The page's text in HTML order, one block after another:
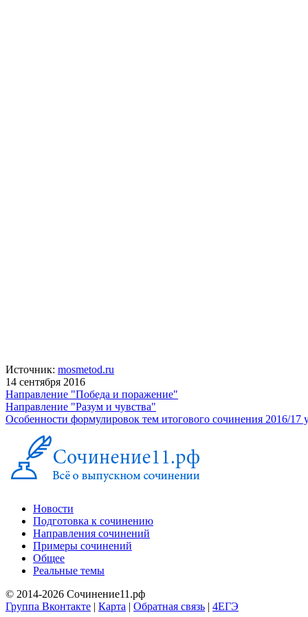
Источник: mosmetod.ru
14 сентября 2016
Направление "Победа и поражение"
Направление "Разум и чувства"
Особенности формулировок тем итогового сочинения 2016/17
Новости
Подготовка к сочинению
Направления сочинений
Примеры сочинений
Общее
Реальные темы
© 2014-2026 Сочинение11.рф
Группа Вконтакте | Карта | Обратная связь | 4ЕГЭ